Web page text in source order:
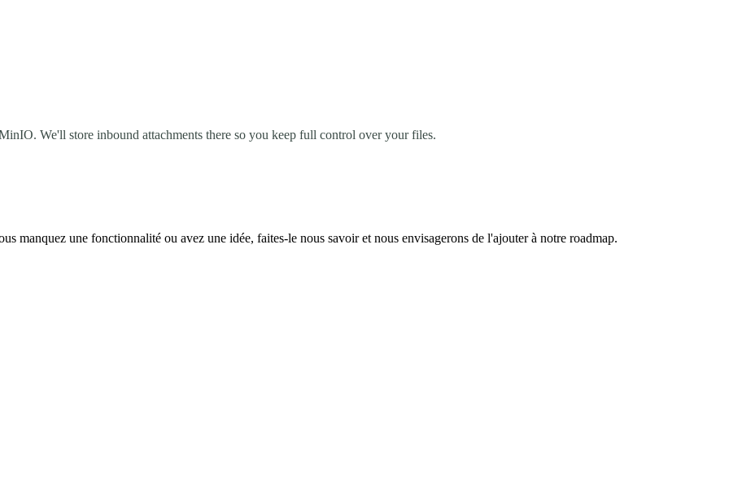
We'll store inbound attachments there so you keep full control over your files.
manquez une fonctionnalité ou avez une idée, faites-le nous savoir et nous envisagerons de l'ajouter à notre roadmap.